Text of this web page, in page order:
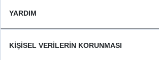
YARDIM
KİŞİSEL VERİLERİN KORUNMASI